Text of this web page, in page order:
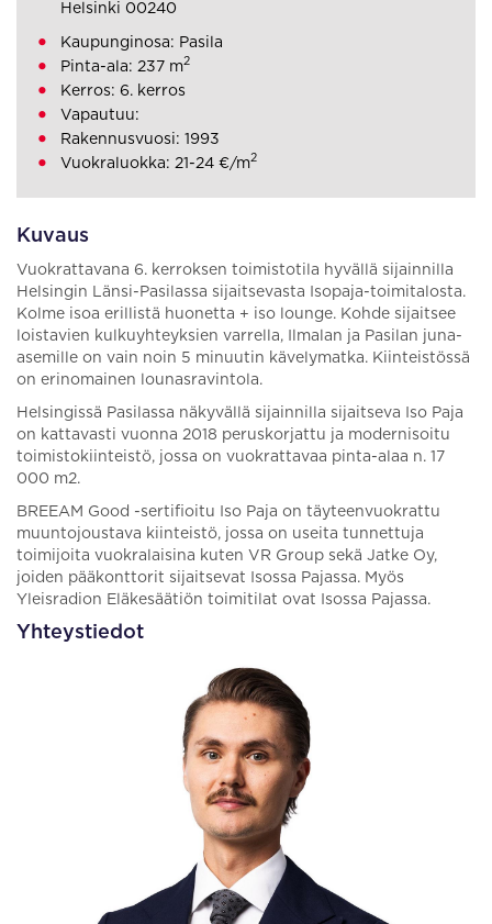
Kuvaus
Vuokrattavana 6. kerroksen toimistotila hyvällä sijainnilla
Helsingin Länsi-Pasilassa sijaitsevasta Isopaja-toimitalosta.
Kolme isoa erillistä huonetta + iso lounge. Kohde sijaitsee
loistavien kulkuyhteyksien varrella, Ilmalan ja Pasilan juna-
asemille on vain noin 5 minuutin kävelymatka. Kiinteistössä
on erinomainen lounasravintola.
Helsingissä Pasilassa näkyvällä sijainnilla sijaitseva Iso Paja
on kattavasti vuonna 2018 peruskorjattu ja modernisoitu
toimistokiinteistö, jossa on vuokrattavaa pinta-alaa n. 17
000 m2.
BREEAM Good -sertifioitu Iso Paja on täyteenvuokrattu
muuntojoustava kiinteistö, jossa on useita tunnettuja
toimijoita vuokralaisina kuten VR Group sekä Jatke Oy,
joiden pääkonttorit sijaitsevat Isossa Pajassa. Myös
Yleisradion Eläkesäätiön toimitilat ovat Isossa Pajassa.
Yhteystiedot
Helsinki 00240
Kaupunginosa: Pasila
Pinta-ala: 237 m2
Kerros: 6. kerros
Vapautuu:
Rakennusvuosi: 1993
Vuokraluokka: 21-24 €/m2